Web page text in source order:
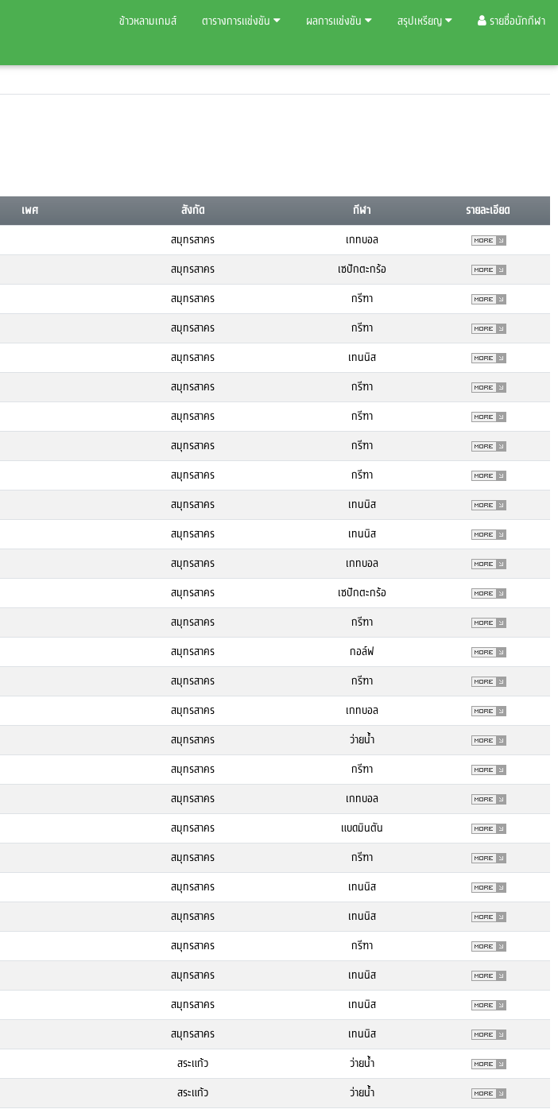
ข้าวหลามเกมส์ ตารางการแข่งขัน ผลการแข่งขัน สรุปเหรียญ รายชื่อนักกีฬา
เพศ สังกัด กีฬา
รายละเอียด
สมุทรสาคร
เกทบอล
สมุทรสาคร
เซปักตะกร้อ
สมุทรสาคร
กรีฑา
สมุทรสาคร
กรีฑา
สมุทรสาคร
เทนนิส
สมุทรสาคร
กรีฑา
สมุทรสาคร
กรีฑา
สมุทรสาคร
กรีฑา
สมุทรสาคร
กรีฑา
สมุทรสาคร
เทนนิส
สมุทรสาคร
เทนนิส
สมุทรสาคร
เกทบอล
สมุทรสาคร
เซปักตะกร้อ
สมุทรสาคร
กรีฑา
สมุทรสาคร
กอล์ฟ
สมุทรสาคร
กรีฑา
สมุทรสาคร
เกทบอล
สมุทรสาคร
ว่ายน้ำ
สมุทรสาคร
กรีฑา
สมุทรสาคร
เกทบอล
สมุทรสาคร
แบดมินตัน
สมุทรสาคร
กรีฑา
สมุทรสาคร
เทนนิส
สมุทรสาคร
เทนนิส
สมุทรสาคร
กรีฑา
สมุทรสาคร
เทนนิส
สมุทรสาคร
เทนนิส
สมุทรสาคร
เทนนิส
สระแก้ว
ว่ายน้ำ
สระแก้ว
ว่ายน้ำ